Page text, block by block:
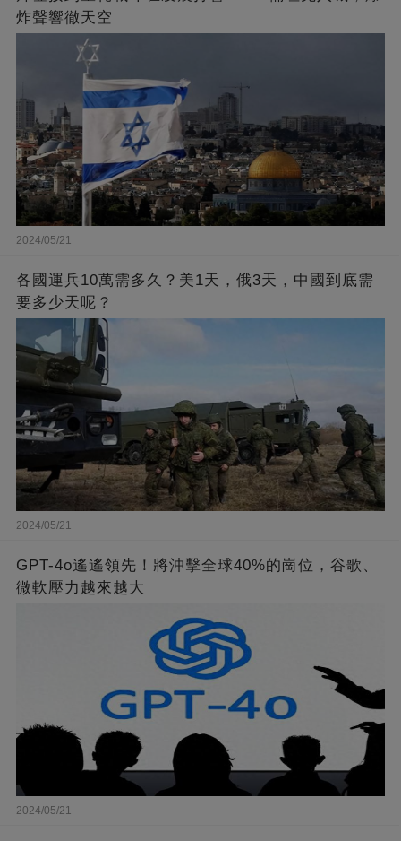
炸聲響徹天空
2024/05/21
各國運兵10萬需多久？美1天，俄3天，中國到底需
要多少天呢？
2024/05/21
GPT-4o遙遙領先！將沖擊全球40%的崗位，谷歌、
微軟壓力越來越大
2024/05/21